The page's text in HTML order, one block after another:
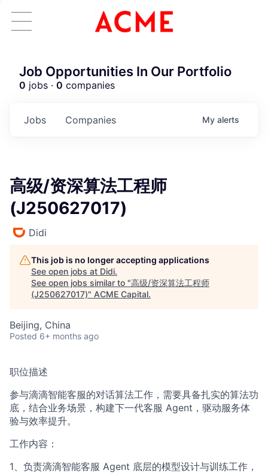
ACME Homepage
Job Opportunities In Our Portfolio
0 jobs · 0 companies
Jobs Companies My alerts
高级/资深算法工程师
(J250627017)
Didi
This job is no longer accepting applications
See open jobs at Didi.
See open jobs similar to "高级/资深算法工程师
(J250627017)" ACME Capital.
Beijing, China
Posted 6+ months ago
职位描述
参与滴滴智能客服的对话算法工作，需要具备扎实的算法功
底，结合业务场景，构建下一代客服 Agent，驱动服务体
验与效率提升。
工作内容：
1、负责滴滴智能客服 Agent 底层的模型设计与训练工作，